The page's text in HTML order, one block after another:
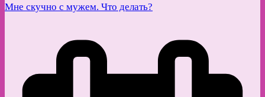
Мне скучно с мужем. Что делать?